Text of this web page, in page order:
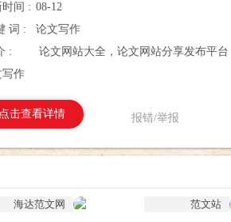
时间 : 08-12
词 :
论文写作
:
论文网站大全，论文网站分享发布平台
写作
点击查看详情 报错/举报
海达范文网 范文站